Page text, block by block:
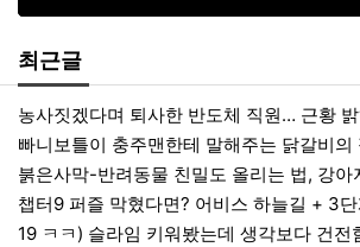
최근글
농사짓겠다며 퇴사한 반도체 직원… 근황
빠니보틀이 충주맨한테 말해주는 닭갈비의
19 ㅋㅋ) 슬라임 키워봤는데 생각보다 건전